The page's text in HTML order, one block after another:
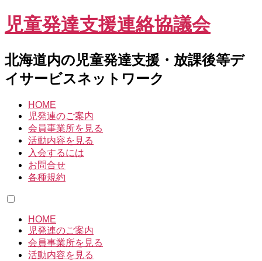
児童発達支援連絡協議会
北海道内の児童発達支援・放課後等デ
イサービスネットワーク
HOME
児発連のご案内
会員事業所を見る
活動内容を見る
入会するには
お問合せ
各種規約
HOME
児発連のご案内
会員事業所を見る
活動内容を見る